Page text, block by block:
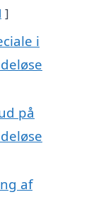
i
på
af